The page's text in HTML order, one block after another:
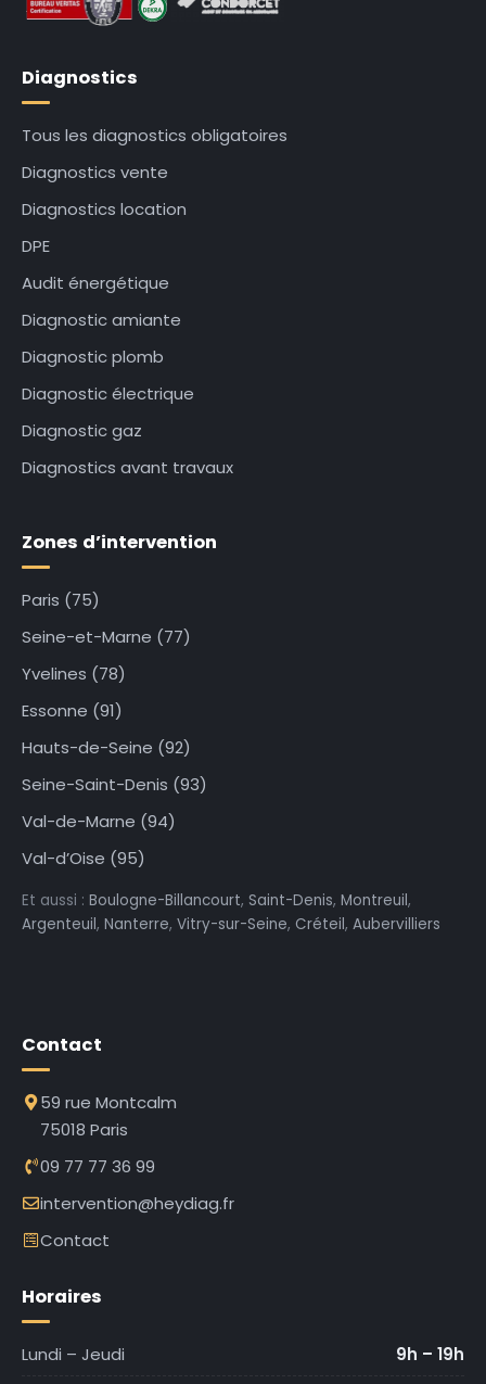
Diagnostics
Tous les diagnostics obligatoires
Diagnostics vente
Diagnostics location
DPE
Audit énergétique
Diagnostic amiante
Diagnostic plomb
Diagnostic électrique
Diagnostic gaz
Diagnostics avant travaux
Zones d’intervention
Paris (75)
Seine-et-Marne (77)
Yvelines (78)
Essonne (91)
Hauts-de-Seine (92)
Seine-Saint-Denis (93)
Val-de-Marne (94)
Val-d’Oise (95)
Et aussi : Boulogne-Billancourt, Saint-Denis, Montreuil,
Argenteuil, Nanterre, Vitry-sur-Seine, Créteil, Aubervilliers
Contact
59 rue Montcalm
75018 Paris
09 77 77 36 99
intervention@heydiag.fr
Contact
Horaires
Lundi – Jeudi 9h – 19h